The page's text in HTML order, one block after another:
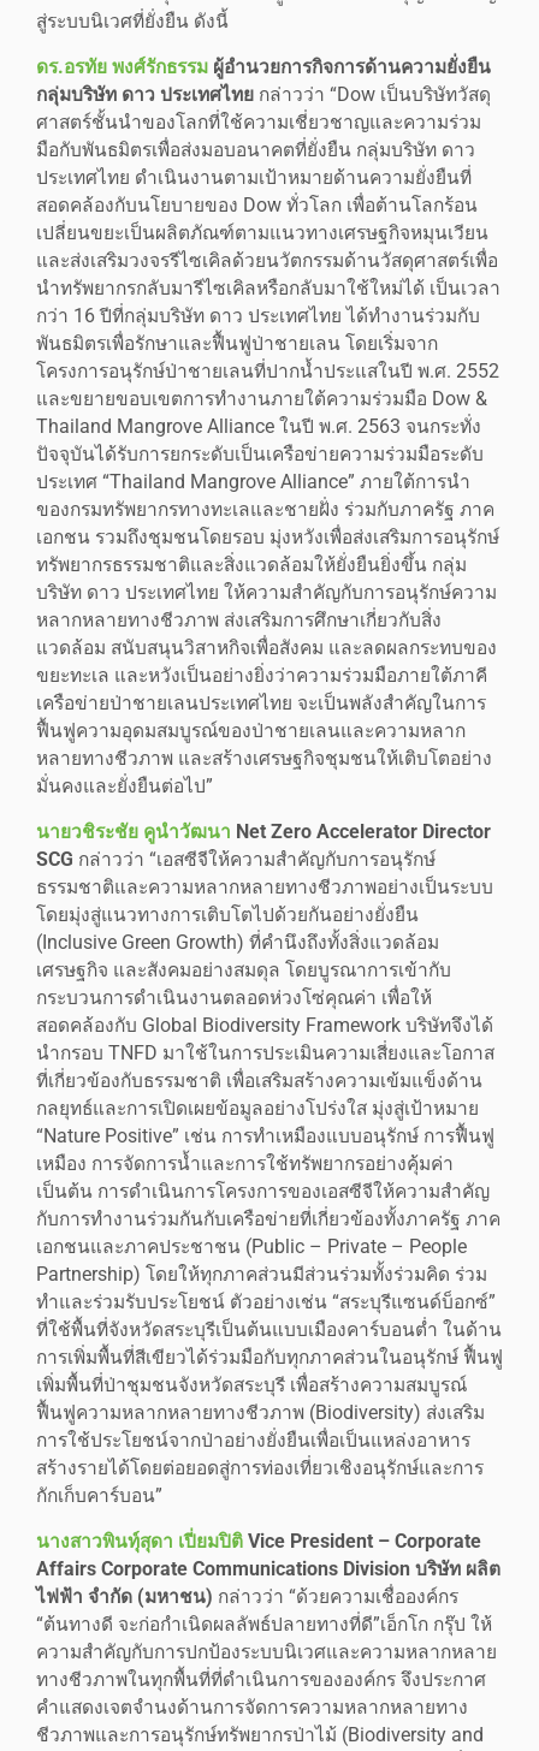
สู่ระบบนิเวศที่ยั่งยืน ดังนี้
ดร.อรทัย พงศ์รักธรรม ผู้อำนวยการกิจการด้านความยั่งยืน
กลุ่มบริษัท ดาว ประเทศไทย กล่าวว่า “Dow เป็นบริษัทวัสดุ
ศาสตร์ชั้นนำของโลกที่ใช้ความเชี่ยวชาญและความร่วม
มือกับพันธมิตรเพื่อส่งมอบอนาคตที่ยั่งยืน กลุ่มบริษัท ดาว
ประเทศไทย ดำเนินงานตามเป้าหมายด้านความยั่งยืนที่
สอดคล้องกับนโยบายของ Dow ทั่วโลก เพื่อต้านโลกร้อน
เปลี่ยนขยะเป็นผลิตภัณฑ์ตามแนวทางเศรษฐกิจหมุนเวียน
และส่งเสริมวงจรรีไซเคิลด้วยนวัตกรรมด้านวัสดุศาสตร์เพื่อ
นำทรัพยากรกลับมารีไซเคิลหรือกลับมาใช้ใหม่ได้ เป็นเวลา
กว่า 16 ปีที่กลุ่มบริษัท ดาว ประเทศไทย ได้ทำงานร่วมกับ
พันธมิตรเพื่อรักษาและฟื้นฟูป่าชายเลน โดยเริ่มจาก
โครงการอนุรักษ์ป่าชายเลนที่ปากน้ำประแสในปี พ.ศ. 2552
และขยายขอบเขตการทำงานภายใต้ความร่วมมือ Dow &
Thailand Mangrove Alliance ในปี พ.ศ. 2563 จนกระทั่ง
ปัจจุบันได้รับการยกระดับเป็นเครือข่ายความร่วมมือระดับ
ประเทศ “Thailand Mangrove Alliance” ภายใต้การนำ
ของกรมทรัพยากรทางทะเลและชายฝั่ง ร่วมกับภาครัฐ ภาค
เอกชน รวมถึงชุมชนโดยรอบ มุ่งหวังเพื่อส่งเสริมการอนุรักษ์
ทรัพยากรธรรมชาติและสิ่งแวดล้อมให้ยั่งยืนยิ่งขึ้น กลุ่ม
บริษัท ดาว ประเทศไทย ให้ความสำคัญกับการอนุรักษ์ความ
หลากหลายทางชีวภาพ ส่งเสริมการศึกษาเกี่ยวกับสิ่ง
แวดล้อม สนับสนุนวิสาหกิจเพื่อสังคม และลดผลกระทบของ
ขยะทะเล และหวังเป็นอย่างยิ่งว่าความร่วมมือภายใต้ภาคี
เครือข่ายป่าชายเลนประเทศไทย จะเป็นพลังสำคัญในการ
ฟื้นฟูความอุดมสมบูรณ์ของป่าชายเลนและความหลาก
หลายทางชีวภาพ และสร้างเศรษฐกิจชุมชนให้เติบโตอย่าง
มั่นคงและยั่งยืนต่อไป”
นายวชิระชัย คูนำวัฒนา Net Zero Accelerator Director
SCG กล่าวว่า “เอสซีจีให้ความสำคัญกับการอนุรักษ์
ธรรมชาติและความหลากหลายทางชีวภาพอย่างเป็นระบบ
โดยมุ่งสู่แนวทางการเติบโตไปด้วยกันอย่างยั่งยืน
(Inclusive Green Growth) ที่คำนึงถึงทั้งสิ่งแวดล้อม
เศรษฐกิจ และสังคมอย่างสมดุล โดยบูรณาการเข้ากับ
กระบวนการดำเนินงานตลอดห่วงโซ่คุณค่า เพื่อให้
สอดคล้องกับ Global Biodiversity Framework บริษัทจึงได้
นำกรอบ TNFD มาใช้ในการประเมินความเสี่ยงและโอกาส
ที่เกี่ยวข้องกับธรรมชาติ เพื่อเสริมสร้างความเข้มแข็งด้าน
กลยุทธ์และการเปิดเผยข้อมูลอย่างโปร่งใส มุ่งสู่เป้าหมาย
“Nature Positive” เช่น การทำเหมืองแบบอนุรักษ์ การฟื้นฟู
เหมือง การจัดการน้ำและการใช้ทรัพยากรอย่างคุ้มค่า
เป็นต้น การดำเนินการโครงการของเอสซีจีให้ความสำคัญ
กับการทำงานร่วมกันกับเครือข่ายที่เกี่ยวข้องทั้งภาครัฐ ภาค
เอกชนและภาคประชาชน (Public – Private – People
Partnership) โดยให้ทุกภาคส่วนมีส่วนร่วมทั้งร่วมคิด ร่วม
ทำและร่วมรับประโยชน์ ตัวอย่างเช่น “สระบุรีแซนด์บ็อกซ์”
ที่ใช้พื้นที่จังหวัดสระบุรีเป็นต้นแบบเมืองคาร์บอนต่ำ ในด้าน
การเพิ่มพื้นที่สีเขียวได้ร่วมมือกับทุกภาคส่วนในอนุรักษ์ ฟื้นฟู
เพิ่มพื้นที่ป่าชุมชนจังหวัดสระบุรี เพื่อสร้างความสมบูรณ์
ฟื้นฟูความหลากหลายทางชีวภาพ (Biodiversity) ส่งเสริม
การใช้ประโยชน์จากป่าอย่างยั่งยืนเพื่อเป็นแหล่งอาหาร
สร้างรายได้โดยต่อยอดสู่การท่องเที่ยวเชิงอนุรักษ์และการ
กักเก็บคาร์บอน”
นางสาวพินทุ์สุดา เปี่ยมปิติ Vice President – Corporate
Affairs Corporate Communications Division บริษัท ผลิต
ไฟฟ้า จำกัด (มหาชน) กล่าวว่า “ด้วยความเชื่อองค์กร
“ต้นทางดี จะก่อกำเนิดผลลัพธ์ปลายทางที่ดี”เอ็กโก กรุ๊ป ให้
ความสำคัญกับการปกป้องระบบนิเวศและความหลากหลาย
ทางชีวภาพในทุกพื้นที่ที่ดำเนินการขององค์กร จึงประกาศ
คำแสดงเจตจำนงด้านการจัดการความหลากหลายทาง
ชีวภาพและการอนุรักษ์ทรัพยากรป่าไม้ (Biodiversity and